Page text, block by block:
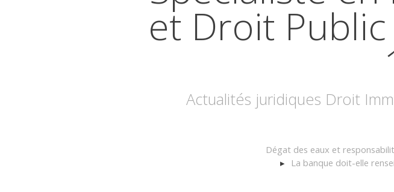
et Droit
Actualités juridiques Droit
Dégat des eaux et
La banque doit-elle